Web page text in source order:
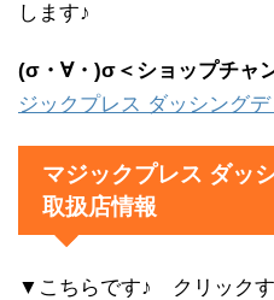
します♪
(σ・∀・)σ＜ショップチャ
ジックプレス ダッシング
マジックプレス ダッ
取扱店情報
▼こちらです♪ クリックす